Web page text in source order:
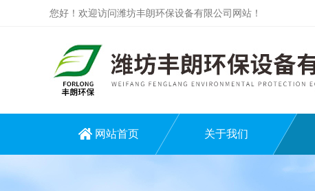
您好！欢迎访问潍坊丰朗环保设备有限公司网站！
网站首页 关于我们